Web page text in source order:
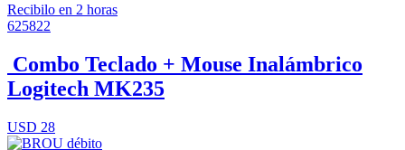
Recibilo en 2 horas
625822
Combo Teclado + Mouse Inalámbrico
Logitech MK235
USD 28